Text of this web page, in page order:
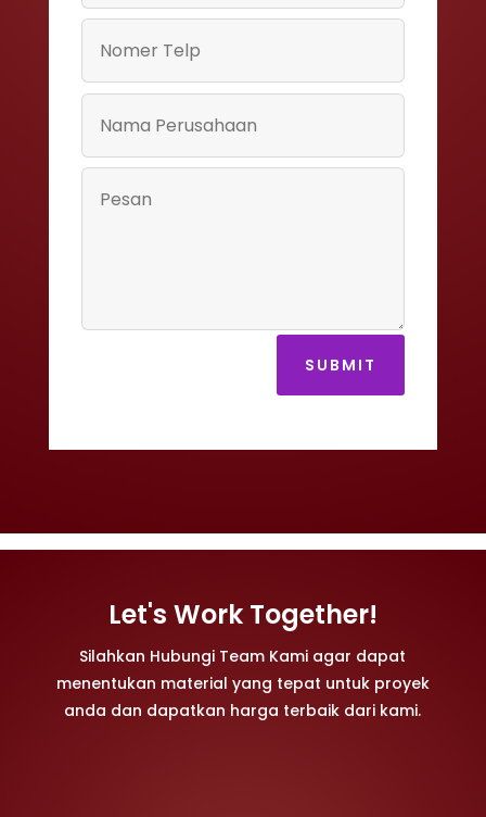
SUBMIT
Let's Work Together!
Silahkan Hubungi Team Kami agar dapat
menentukan material yang tepat untuk proyek
anda dan dapatkan harga terbaik dari kami.